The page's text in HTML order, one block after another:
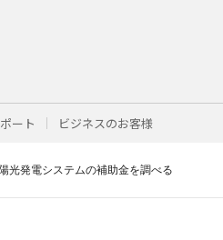
ート ビジネスのお客様
光発電システムの補助金を調べる